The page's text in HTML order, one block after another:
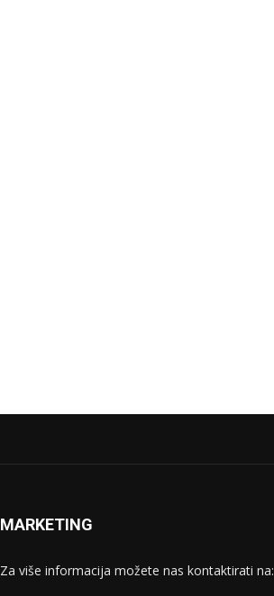
MARKETING
Za više informacija možete nas kontaktirati na: